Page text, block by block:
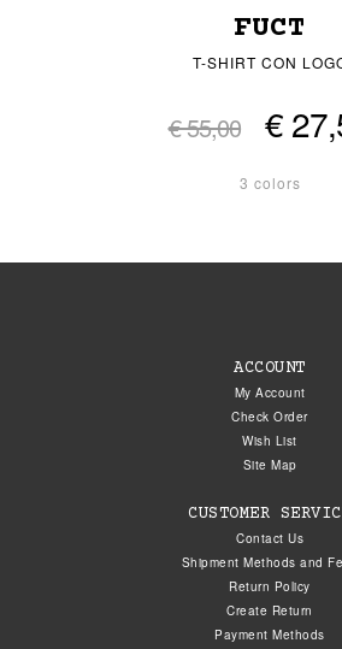
FUCT
T-SHIRT CON
€ 55,00 €
3 colors
ACCOUNT
My Account
Check Order
Wish List
Site Map
CUSTOMER
Contact Us
Shipment Methods and
Return Policy
Create Return
Payment Methods